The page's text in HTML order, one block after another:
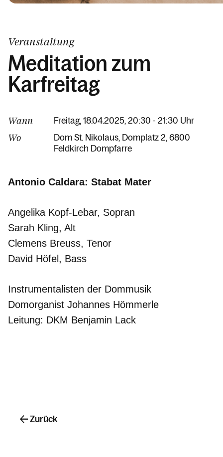
Veranstaltung
Meditation zum
Karfreitag
Wann Freitag, 18.04.2025, 20:30 - 21:30 Uhr
Wo Dom St. Nikolaus Domplatz 2 6800
Feldkirch Dompfarre
Antonio Caldara: Stabat Mater
Angelika Kopf-Lebar, Sopran
Sarah Kling, Alt
Clemens Breuss, Tenor
David Höfel, Bass
Instrumentalisten der Dommusik
Domorganist Johannes Hömmerle
Leitung: DKM Benjamin Lack
Zurück